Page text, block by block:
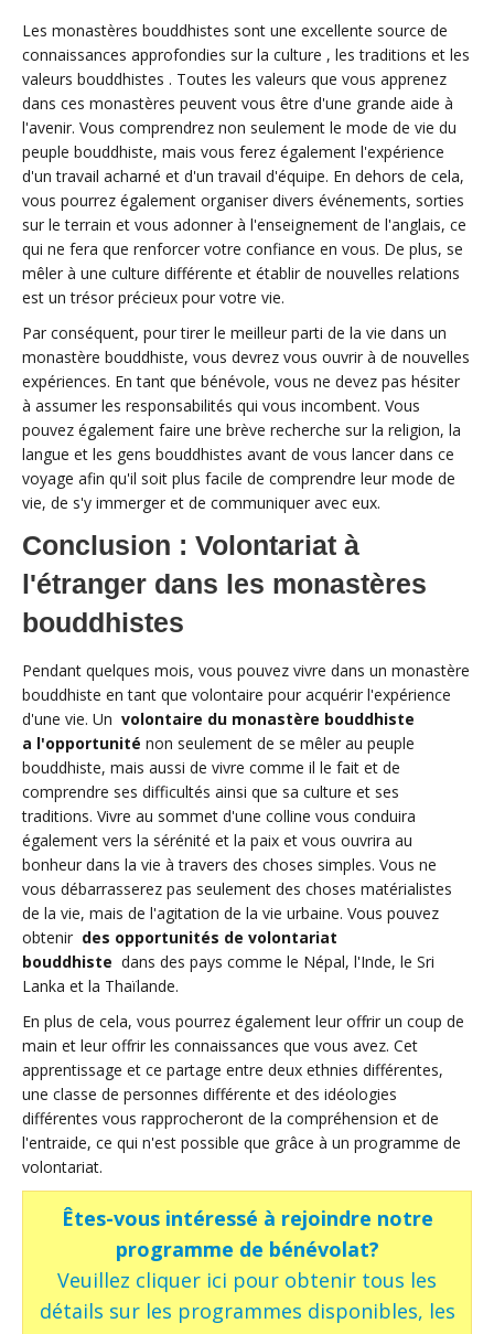
Les monastères bouddhistes sont une excellente source de
connaissances approfondies sur la culture , les traditions et les
valeurs bouddhistes . Toutes les valeurs que vous apprenez
dans ces monastères peuvent vous être d'une grande aide à
l'avenir. Vous comprendrez non seulement le mode de vie du
peuple bouddhiste, mais vous ferez également l'expérience
d'un travail acharné et d'un travail d'équipe. En dehors de cela,
vous pourrez également organiser divers événements, sorties
sur le terrain et vous adonner à l'enseignement de l'anglais, ce
qui ne fera que renforcer votre confiance en vous. De plus, se
mêler à une culture différente et établir de nouvelles relations
est un trésor précieux pour votre vie.
Par conséquent, pour tirer le meilleur parti de la vie dans un
monastère bouddhiste, vous devrez vous ouvrir à de nouvelles
expériences. En tant que bénévole, vous ne devez pas hésiter
à assumer les responsabilités qui vous incombent. Vous
pouvez également faire une brève recherche sur la religion, la
langue et les gens bouddhistes avant de vous lancer dans ce
voyage afin qu'il soit plus facile de comprendre leur mode de
vie, de s'y immerger et de communiquer avec eux.
Conclusion : Volontariat à
l'étranger dans les monastères
bouddhistes
Pendant quelques mois, vous pouvez vivre dans un monastère
bouddhiste en tant que volontaire pour acquérir l'expérience
d'une vie. Un volontaire du monastère bouddhiste
a l'opportunité non seulement de se mêler au peuple
bouddhiste, mais aussi de vivre comme il le fait et de
comprendre ses difficultés ainsi que sa culture et ses
traditions. Vivre au sommet d'une colline vous conduira
également vers la sérénité et la paix et vous ouvrira au
bonheur dans la vie à travers des choses simples. Vous ne
vous débarrasserez pas seulement des choses matérialistes
de la vie, mais de l'agitation de la vie urbaine. Vous pouvez
obtenir des opportunités de volontariat
bouddhiste dans des pays comme le Népal, l'Inde, le Sri
Lanka et la Thaïlande.
En plus de cela, vous pourrez également leur offrir un coup de
main et leur offrir les connaissances que vous avez. Cet
apprentissage et ce partage entre deux ethnies différentes,
une classe de personnes différente et des idéologies
différentes vous rapprocheront de la compréhension et de
l'entraide, ce qui n'est possible que grâce à un programme de
volontariat.
Êtes-vous intéressé à rejoindre notre
programme de bénévolat?
Veuillez cliquer ici pour obtenir tous les
détails sur les programmes disponibles, les